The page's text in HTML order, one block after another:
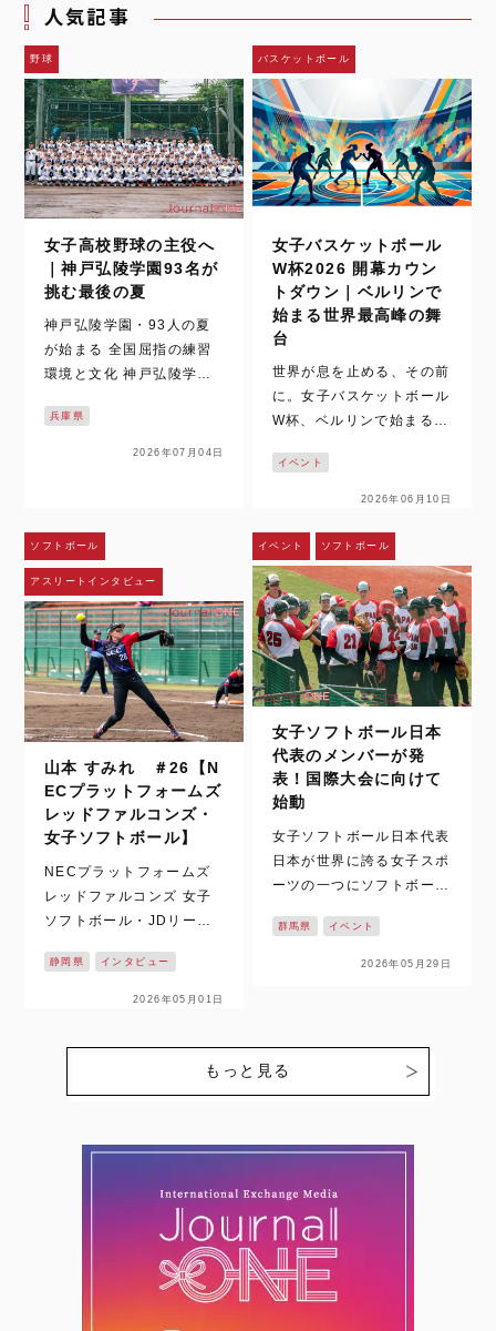
人気記事
野球
女子高校野球の主役へ
｜神戸弘陵学園93名が
挑む最後の夏
神戸弘陵学園・93人の夏
が始まる 全国屈指の練習
環境と文化 神戸弘陵学園
立ち続ける名門だ。 その9
3名が迎える最後の夏を追
ディション。しかし、神戸
弘陵学園の…
兵庫県
2026年07月04日
バスケットボール
女子バスケットボール
W杯2026 開幕カウン
トダウン｜ベルリンで
始まる世界最高峰の舞
台
世界が息を止める、その前
に。女子バスケットボール
W杯、ベルリンで始まる時
ケットボールの試合映像
は、テレビや配信、SNS
た。ハイライトや切り取ら
れた一瞬を、何度でも目に
することができる。さら
に、時差のある国か…
イベント
2026年06月10日
ソフトボール
アスリートインタビュー
山本 すみれ ＃26【N
ECプラットフォームズ
レッドファルコンズ・
女子ソフトボール】
NECプラットフォームズ
レッドファルコンズ 女子
ソフトボール・JDリーグ
開幕！！ 静岡県掛川市を
拠点に活動し、悲願の日本
コンズ】の戦いが始まりま
静岡県 インタビュー
2026年05月01日
イベント ソフトボール
女子ソフトボール日本
代表のメンバーが発
表！国際大会に向けて
始動
女子ソフトボール日本代表
日本が世界に誇る女子スポ
ーツの一つにソフトボール
くの国際大会でも、表彰台
に上がってきた日本代表。
群馬県 イベント
2026年05月29日
もっと見る